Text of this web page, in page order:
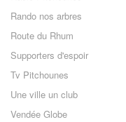
Rando nos arbres
Route du Rhum
Supporters d'espoir
Tv Pitchounes
Une ville un club
Vendée Globe